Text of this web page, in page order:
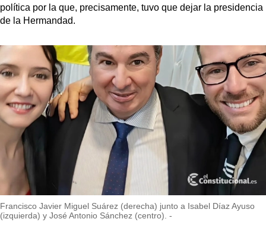
política por la que, precisamente, tuvo que dejar la presidencia
de la Hermandad.
Francisco Javier Miguel Suárez (derecha) junto a Isabel Díaz Ayuso
(izquierda) y José Antonio Sánchez (centro). -